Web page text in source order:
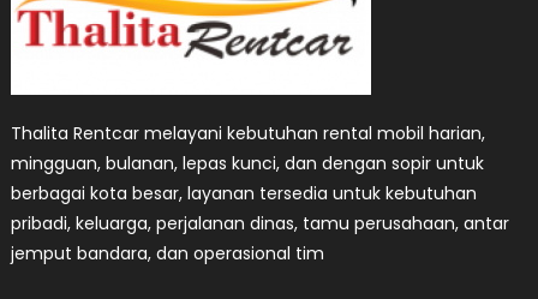
Thalita Rentcar melayani kebutuhan rental mobil harian,
mingguan, bulanan, lepas kunci, dan dengan sopir untuk
berbagai kota besar, layanan tersedia untuk kebutuhan
pribadi, keluarga, perjalanan dinas, tamu perusahaan, antar
jemput bandara, dan operasional tim